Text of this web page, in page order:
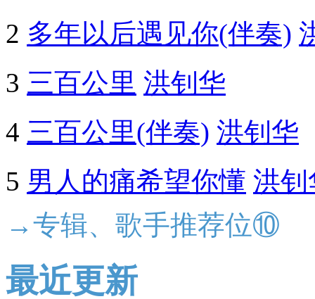
2 多年以后遇见你(伴奏)
3 三百公里 洪钊华
4 三百公里(伴奏) 洪钊华
5 男人的痛希望你懂 洪钊
→专辑、歌手推荐位⑩
最近更新